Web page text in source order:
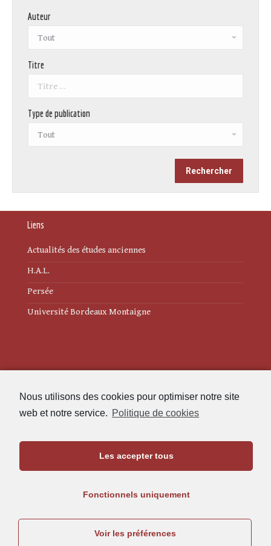
Nous utilisons des cookies pour optimiser notre site
web et notre service. Politique de cookies
Les accepter tous
Fonctionnels uniquement
Voir les préférences
Auteur
Titre
Type de publication
Liens
Actualités des études anciennes
H.A.L.
Persée
Université Bordeaux Montaigne
Politique de cookies (UE)
Maison de l'Archéologie
05.57.12.45.63
rea@u-bordeaux-montaigne.fr